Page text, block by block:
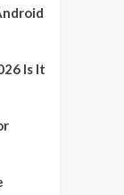
Is It